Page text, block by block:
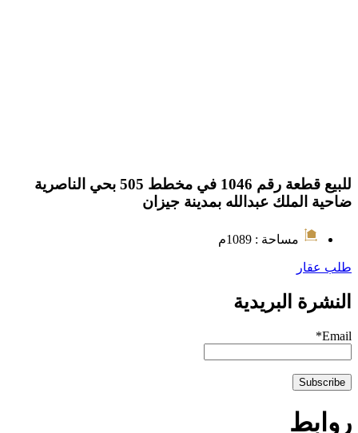
للبيع قطعة رقم 1046 في مخطط 505 بحي الناصرية
ضاحية الملك عبدالله بمدينة جيزان
مساحة : 1089م
طلب عقار
النشرة البريدية
Email*
روابط